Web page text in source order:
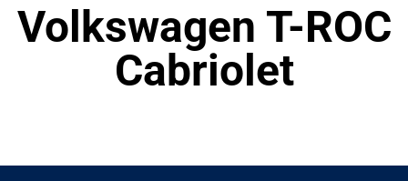
Volkswagen T-ROC
Cabriolet